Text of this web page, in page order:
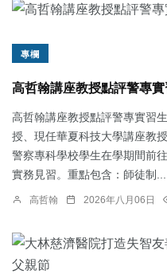
專欄
高哲翰講座教授點評警專
高哲翰講座教授點評警專實習
授、現任華夏科技大學講座教
警察專科學校學生在學期間前
實務見習。重點包含：師徒制...
高哲翰 2026年八月06日